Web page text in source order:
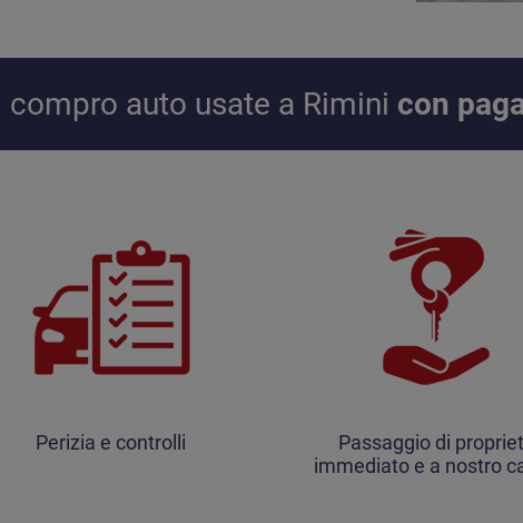
auto usate a Rimini con
Perizia e controlli
Passaggio di
immediato e a nostro